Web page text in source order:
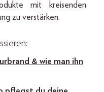
mit kreisenden
zu verstärken.
& wie man ihn